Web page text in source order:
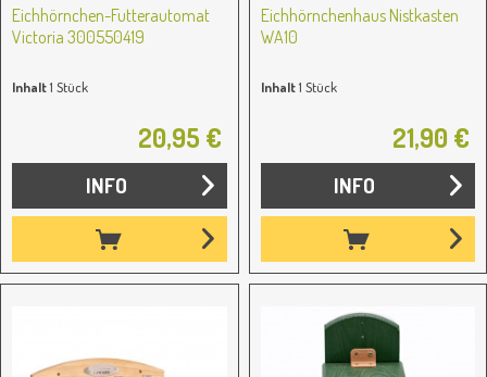
Eichhörnchen-Futterautomat
Victoria 300550419
Inhalt1 Stück
20,95 €
INFO
Eichhörnchenhaus Nistkasten
WA10
Inhalt1 Stück
21,90 €
INFO